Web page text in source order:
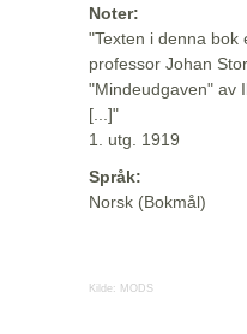
Noter:
"Texten i denna bok
professor Johan
"Mindeudgaven" av
[...]"
1. utg. 1919
Språk:
Norsk (Bokmål)
Kilde: MODS